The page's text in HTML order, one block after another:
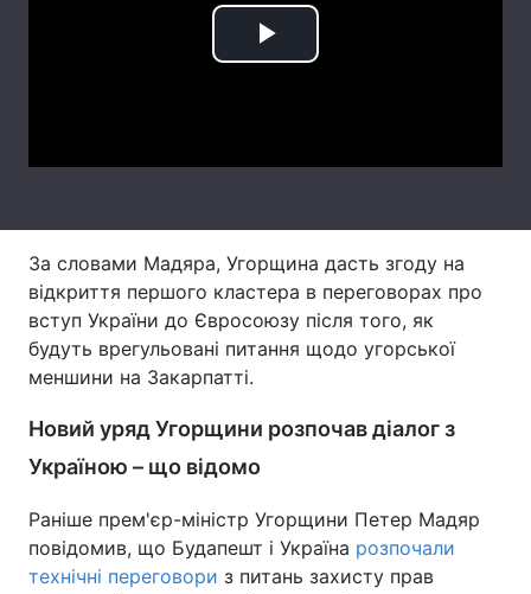
Play
За словами Мадяра, Угорщина дасть згоду на
відкриття першого кластера в переговорах про
вступ України до Євросоюзу після того, як
будуть врегульовані питання щодо угорської
меншини на Закарпатті.
Новий уряд Угорщини розпочав діалог з
Україною – що відомо
Раніше прем'єр-міністр Угорщини Петер Мадяр
повідомив, що Будапешт і Україна розпочали
технічні переговори з питань захисту прав